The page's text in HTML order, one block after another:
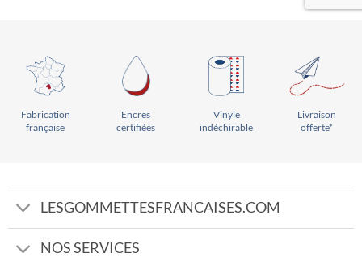
Fabrication
française
Encres
certifiées
Vinyle
indéchirable
Livraison
offerte*
LESGOMMETTESFRANCAISES.COM
NOS SERVICES